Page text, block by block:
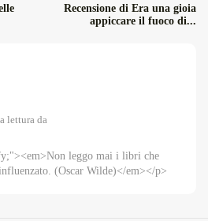
Recensione di Era una gioia
appiccare il fuoco di...
lettura da
leggo mai i libri che
(Oscar Wilde)</em></p>